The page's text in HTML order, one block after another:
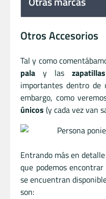
Otros Accesorios
Tal y como
pala y las zapatillas
importantes dentro de
embargo, como
únicos (y cada vez van
Entrando más en
que podemos
se encuentran
son: